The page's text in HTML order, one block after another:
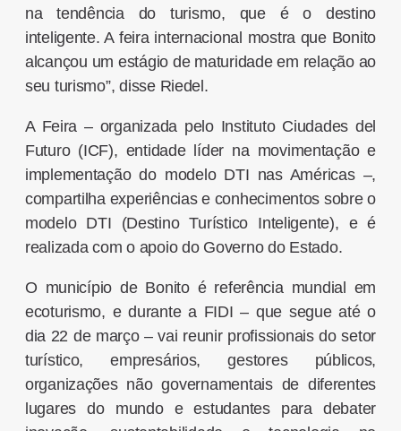
na tendência do turismo, que é o destino
inteligente. A feira internacional mostra que Bonito
alcançou um estágio de maturidade em relação ao
seu turismo”, disse Riedel.
A Feira – organizada pelo Instituto Ciudades del
Futuro (ICF), entidade líder na movimentação e
implementação do modelo DTI nas Américas –,
compartilha experiências e conhecimentos sobre o
modelo DTI (Destino Turístico Inteligente), e é
realizada com o apoio do Governo do Estado.
O município de Bonito é referência mundial em
ecoturismo, e durante a FIDI – que segue até o
dia 22 de março – vai reunir profissionais do setor
turístico, empresários, gestores públicos,
organizações não governamentais de diferentes
lugares do mundo e estudantes para debater